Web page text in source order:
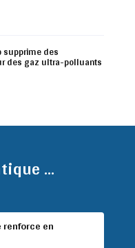
supprime des
des gaz ultra-polluants
...
renforce en